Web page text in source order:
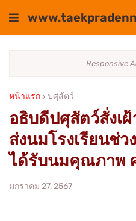
Responsive
หน้าแรก ปศุสัตว์
อธิบดีปศุสัตว์สั่งเ
ส่งนมโรงเรียนช่ว
ได้รับนมคุณภาพ
มกราคม 27, 2567